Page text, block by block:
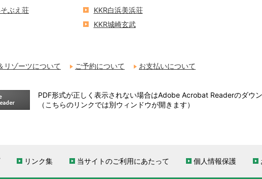
ぶえ荘
KKR白浜美浜荘
KKR城崎玄武
リゾーツについて ご予約について お支払いについて
PDF形式が正しく表示されない場合はAdobe Acrobat Readerのダウン
（こちらのリンクでは別ウィンドウが開きます）
リンク集 当サイトのご利用にあたって 個人情報保護